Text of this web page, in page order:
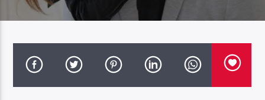
ELECTRICITY